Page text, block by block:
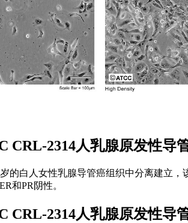
CRL-2314人乳腺原发性导
的白人女性乳腺导管癌组织中分离建立
和PR阴性。
CRL-2314人乳腺原发性导